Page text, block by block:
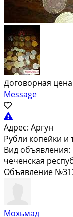
Договорная цена
Message
Адрес: Аргун
Рубли копейки и
Вид объявления:
чеченская
Объявление
Мохьмад